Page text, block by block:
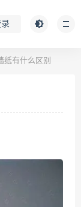
纸有什么区别